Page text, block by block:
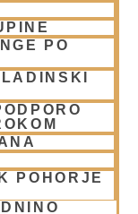
PO
POHORJE